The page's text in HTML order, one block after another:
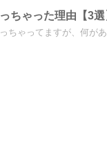
ちゃった理由【3
ちゃってますが、何が